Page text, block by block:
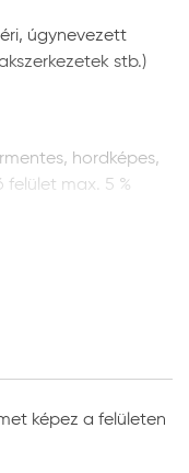
úgynevezett
stb.)
hordképes,
max. 5 %
céljából
használata
a még bevonat
felületek
képez a felületen